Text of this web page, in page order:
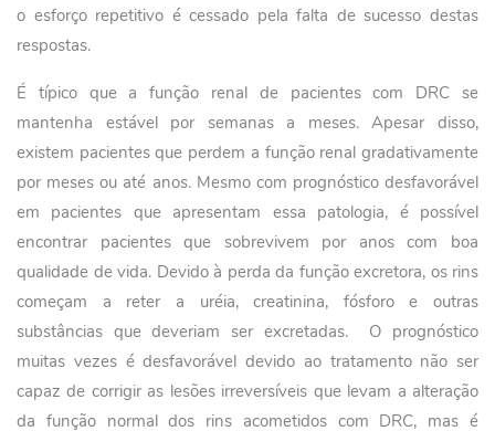
o esforço repetitivo é cessado pela falta de sucesso destas
respostas.
É típico que a função renal de pacientes com DRC se
mantenha estável por semanas a meses. Apesar disso,
existem pacientes que perdem a função renal gradativamente
por meses ou até anos. Mesmo com prognóstico desfavorável
em pacientes que apresentam essa patologia, é possível
encontrar pacientes que sobrevivem por anos com boa
qualidade de vida. Devido à perda da função excretora, os rins
começam a reter a uréia, creatinina, fósforo e outras
substâncias que deveriam ser excretadas. O prognóstico
muitas vezes é desfavorável devido ao tratamento não ser
capaz de corrigir as lesões irreversíveis que levam a alteração
da função normal dos rins acometidos com DRC, mas é